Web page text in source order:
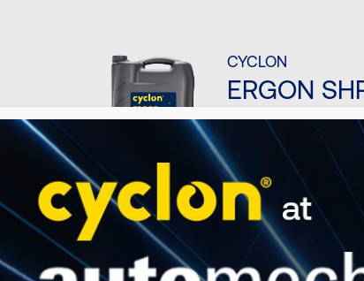
CYCLON
ERGON
LS
15W40
Premium heavy-duty oil
severe-duty
mining engines. Offers
outstanding wear
thermal resistance...